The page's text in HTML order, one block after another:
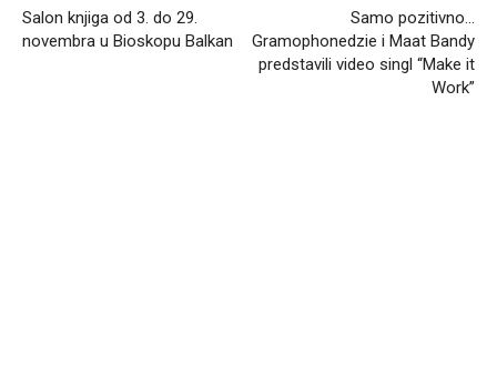
Salon knjiga od 3. do 29.
novembra u Bioskopu Balkan
Samo pozitivno…
Gramophonedzie i Maat Bandy
predstavili video singl “Make it
Work”